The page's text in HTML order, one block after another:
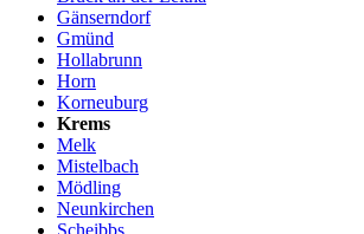
Gänserndorf
Gmünd
Hollabrunn
Horn
Korneuburg
Krems
Melk
Mistelbach
Mödling
Neunkirchen
Scheibbs